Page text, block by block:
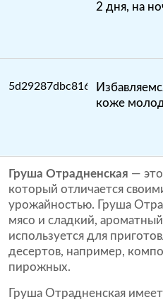
2 дня, на
коже
Груша Отрадненская —
который отличается
урожайностью. Груша
мясо и сладкий,
используется для
десертов, например,
пирожных.
Груша Отрадненская